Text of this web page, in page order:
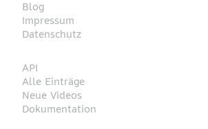
Blog
Impressum
Datenschutz
API
Alle Einträge
Neue Videos
Dokumentation